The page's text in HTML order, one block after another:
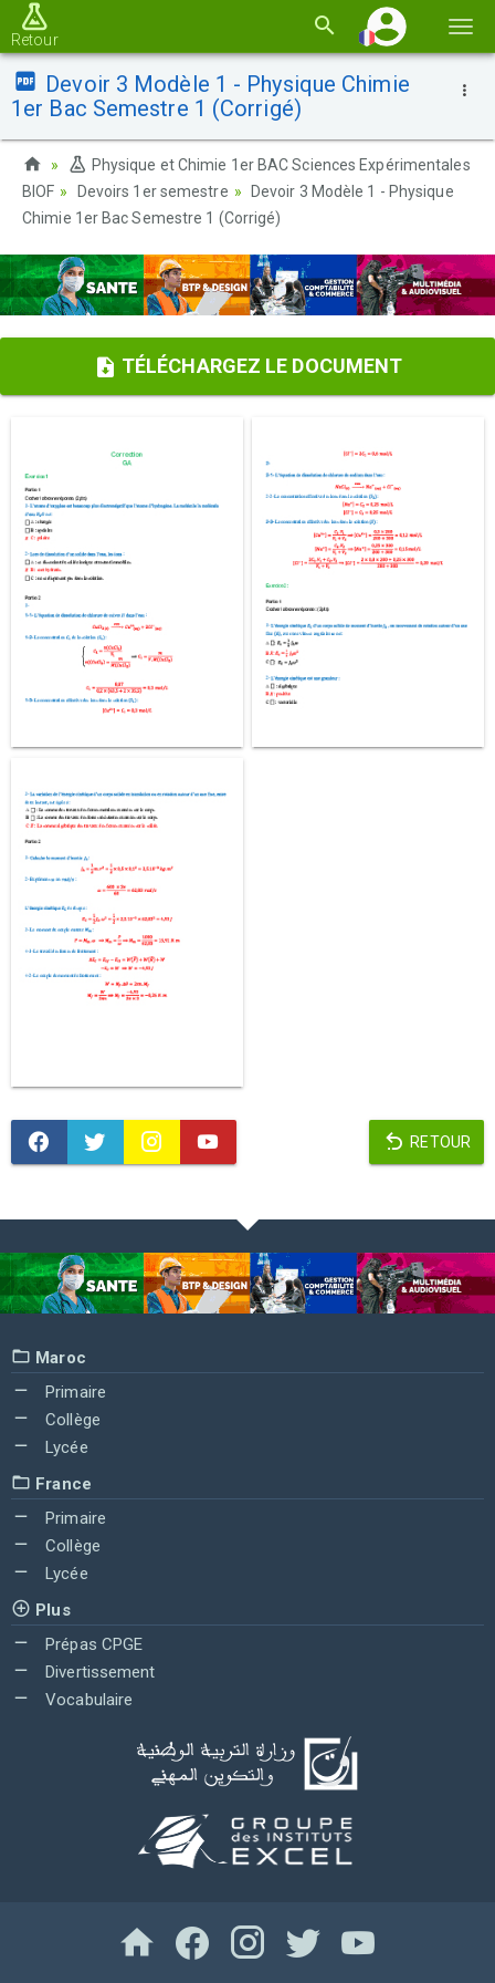
la
Retour
Devoir 3 Modèle 1 - Physique Chimie
1er Bac Semestre 1 (Corrigé)
Physique et Chimie 1er BAC Sciences Expérimentales
BIOF
Devoirs 1er semestre
Devoir 3 Modèle 1 - Physique
Chimie 1er Bac Semestre 1 (Corrigé)
TÉLÉCHARGEZ LE DOCUMENT
RETOUR
Maroc
Primaire
Collège
Lycée
France
Primaire
Collège
Lycée
Plus
Prépas CPGE
Divertissement
Vocabulaire